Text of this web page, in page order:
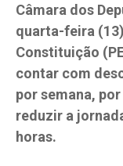
Câmara dos
quarta-feira
Constituição
contar com
por semana,
reduzir a
horas.